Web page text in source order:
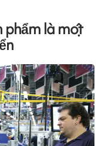
phẩm là một